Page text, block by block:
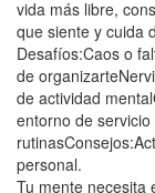
vida más libre,
que siente y cuida
Desafíos:Caos o
de
de actividad
entorno de
personal.
Tu mente necesita